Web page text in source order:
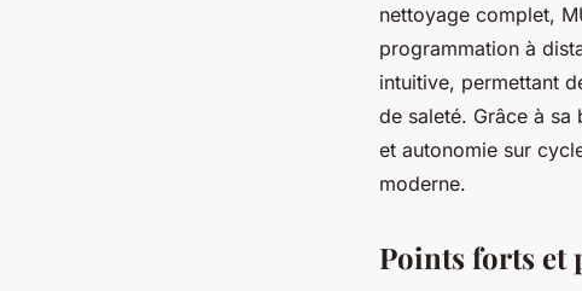
nettoyage complet,
programmation à
intuitive, permettant
de saleté. Grâce à sa
et autonomie sur
moderne.
Points forts et